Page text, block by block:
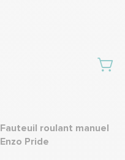
Fauteuil roulant manuel
Enzo Pride